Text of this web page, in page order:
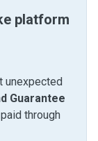
platform
unexpected
Guarantee
through